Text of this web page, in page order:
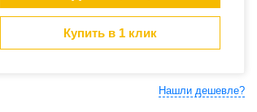
Купить в 1 клик
Нашли дешевле?